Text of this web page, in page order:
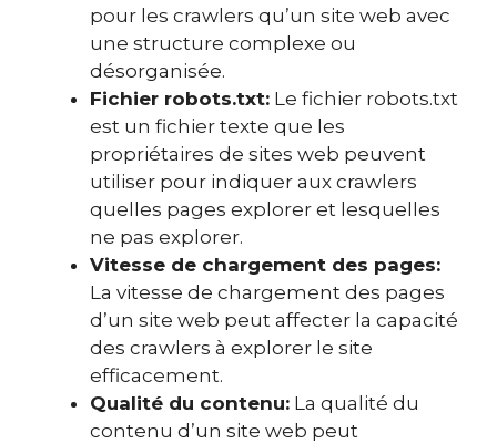
pour les crawlers qu’un site web avec
une structure complexe ou
désorganisée.
Fichier robots.txt: Le fichier robots.txt
est un fichier texte que les
propriétaires de sites web peuvent
utiliser pour indiquer aux crawlers
quelles pages explorer et lesquelles
ne pas explorer.
Vitesse de chargement des pages:
La vitesse de chargement des pages
d’un site web peut affecter la capacité
des crawlers à explorer le site
efficacement.
Qualité du contenu: La qualité du
contenu d’un site web peut